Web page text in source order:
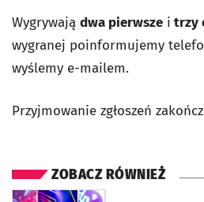
Wygrywają dwa pierwsze i trzy
wygranej poinformujemy
wyślemy e-mailem.
Przyjmowanie zgłoszeń
ZOBACZ RÓWNIEŻ